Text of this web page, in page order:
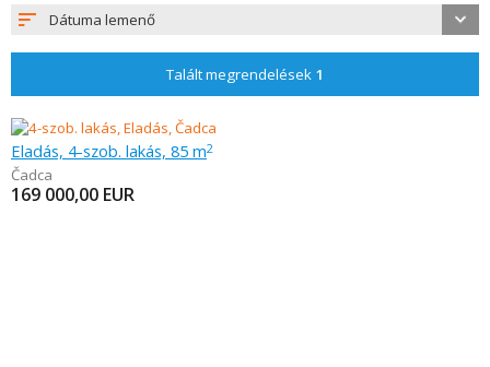
Dátuma lemenő
Talált megrendelések 1
Eladás, 4-szob. lakás, 85 m2
Čadca
169 000,00 EUR